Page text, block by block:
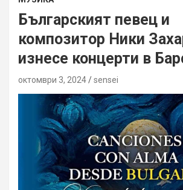
Българският певец и
композитор Ники
изнесе концерти в
октомври 3, 2024 sensei